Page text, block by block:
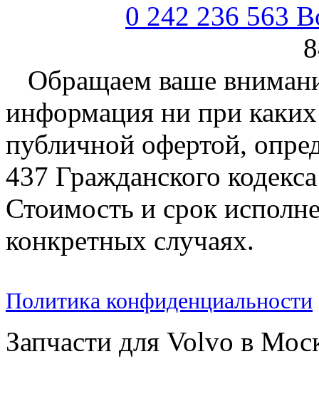
0 242 236 563
Обращаем ваше
информация ни при каких
публичной офертой,
437 Гражданского
Стоимость и срок
конкретных случаях.
Политика конфиденциальности
Запчасти для Volvo в